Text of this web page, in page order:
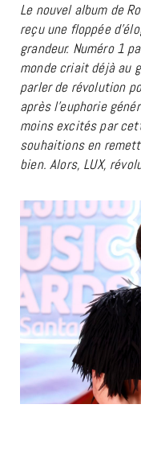
Le nouvel album de
reçu une floppée
grandeur. Numéro 1
monde criait déjà au
parler de révolution
après l’euphorie
moins excités par
souhaitions en
bien. Alors, LUX,